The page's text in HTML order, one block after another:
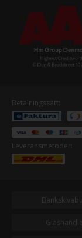
Betalningssätt:
Leveransmetoder: